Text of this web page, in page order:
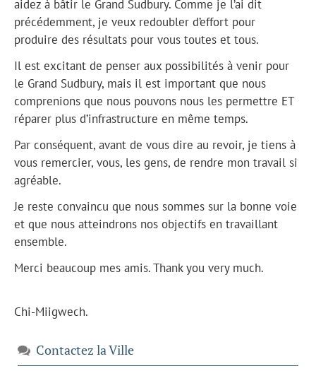
aidez à bâtir le Grand Sudbury. Comme je l’ai dit
précédemment, je veux redoubler d’effort pour
produire des résultats pour vous toutes et tous.
Il est excitant de penser aux possibilités à venir pour
le Grand Sudbury, mais il est important que nous
comprenions que nous pouvons nous les permettre ET
réparer plus d’infrastructure en même temps.
Par conséquent, avant de vous dire au revoir, je tiens à
vous remercier, vous, les gens, de rendre mon travail si
agréable.
Je reste convaincu que nous sommes sur la bonne voie
et que nous atteindrons nos objectifs en travaillant
ensemble.
Merci beaucoup mes amis. Thank you very much.
Chi-Miigwech.
Contactez la Ville